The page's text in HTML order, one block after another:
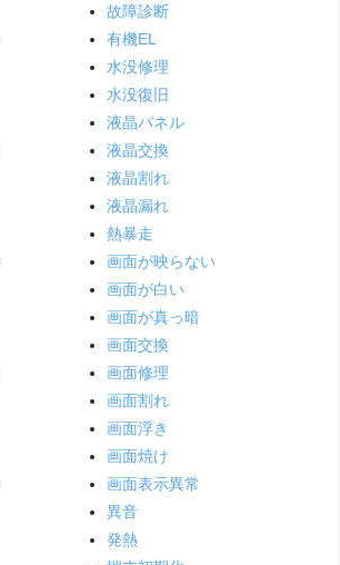
故障診断
有機EL
水没修理
水没復旧
液晶パネル
液晶交換
液晶割れ
液晶漏れ
熱暴走
画面が映らない
画面が白い
画面が真っ暗
画面交換
画面修理
画面割れ
画面浮き
画面焼け
画面表示異常
異音
発熱